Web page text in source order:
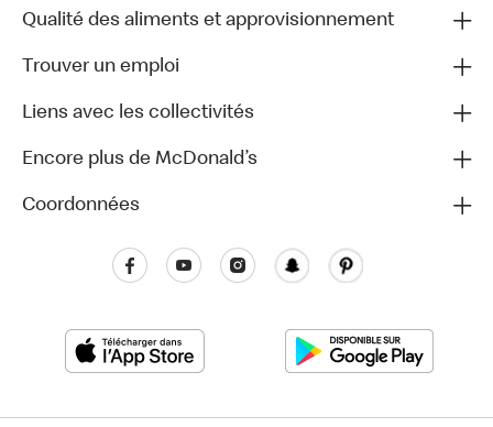
Qualité des aliments et approvisionnement
Trouver un emploi
Liens avec les collectivités
Encore plus de McDonald’s
Coordonnées